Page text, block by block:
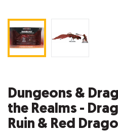
Dungeons &
the Realms -
Ruin & Red